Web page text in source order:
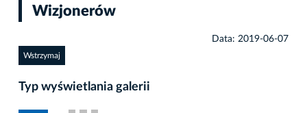
Wizjonerów
Data: 2019-06-07
Wstrzymaj
Typ wyświetlania galerii